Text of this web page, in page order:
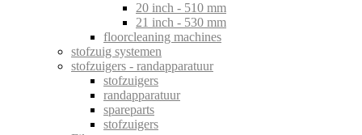
20 inch - 510 mm
21 inch - 530 mm
floorcleaning machines
stofzuig systemen
stofzuigers - randapparatuur
stofzuigers
randapparatuur
spareparts
stofzuigers